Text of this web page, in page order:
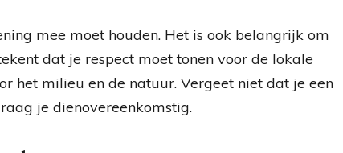
mee moet houden. Het is ook belangrijk om
dat je respect moet tonen voor de lokale
het milieu en de natuur. Vergeet niet dat je een
je dienovereenkomstig.